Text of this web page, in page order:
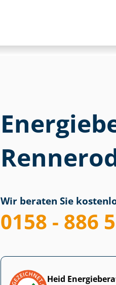
Wir beraten Sie
0158 - 886
Heid